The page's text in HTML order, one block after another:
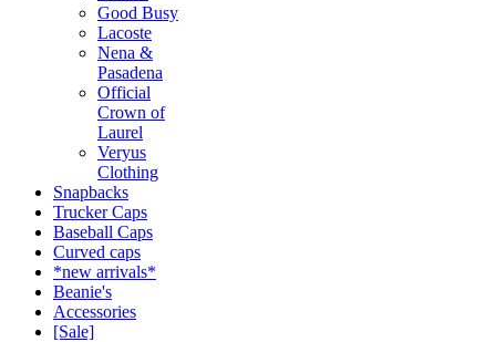
Good Busy
Lacoste
Nena &
Pasadena
Official
Crown of
Laurel
Veryus
Clothing
Snapbacks
Trucker Caps
Baseball Caps
Curved caps
*new arrivals*
Beanie's
Accessories
[Sale]